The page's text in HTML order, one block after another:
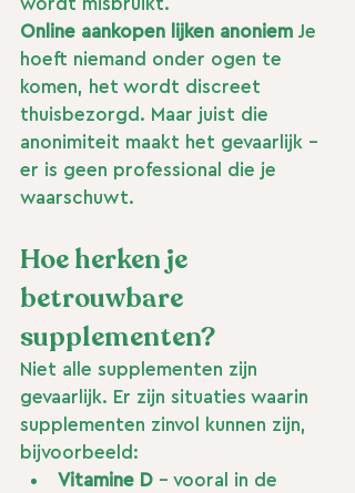
wordt misbruikt.
Online aankopen lijken anoniem Je
hoeft niemand onder ogen te
komen, het wordt discreet
thuisbezorgd. Maar juist die
anonimiteit maakt het gevaarlijk -
er is geen professional die je
waarschuwt.
Hoe herken je
betrouwbare
supplementen?
Niet alle supplementen zijn
gevaarlijk. Er zijn situaties waarin
supplementen zinvol kunnen zijn,
bijvoorbeeld:
Vitamine D - vooral in de